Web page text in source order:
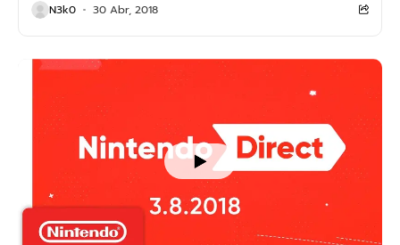
N3k0 30 Abr, 2018